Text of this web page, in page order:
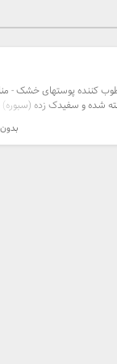
کننده پوستهای خشک -
شده و سفیدک زده (سبوره) -
به صابونهای قلیایی -